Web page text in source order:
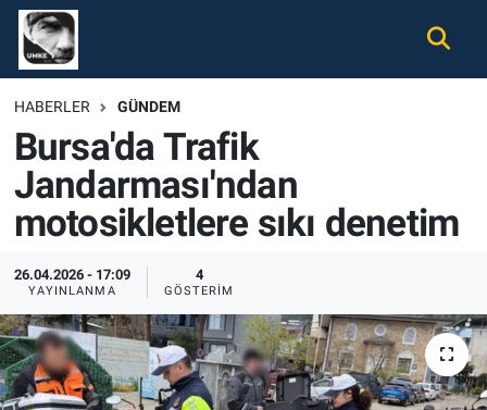
HABERLER GÜNDEM
Bursa'da Trafik
Jandarması'ndan
motosikletlere sıkı denetim
26.04.2026 - 17:09
YAYINLANMA
4
GÖSTERIM
Gündem
Ekonomi
Spor
Tüm Haberler
İletişim
Nöbetçi Eczaneler
Hava Durumu
Namaz Vakitleri
Süper Lig Puan Durumu ve Fikstür
Tüm Manşetler